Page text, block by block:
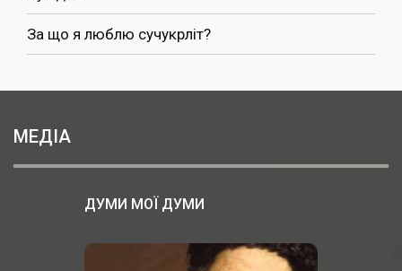
За що я люблю сучукрліт?
МЕДІА
ДУМИ МОЇ ДУМИ